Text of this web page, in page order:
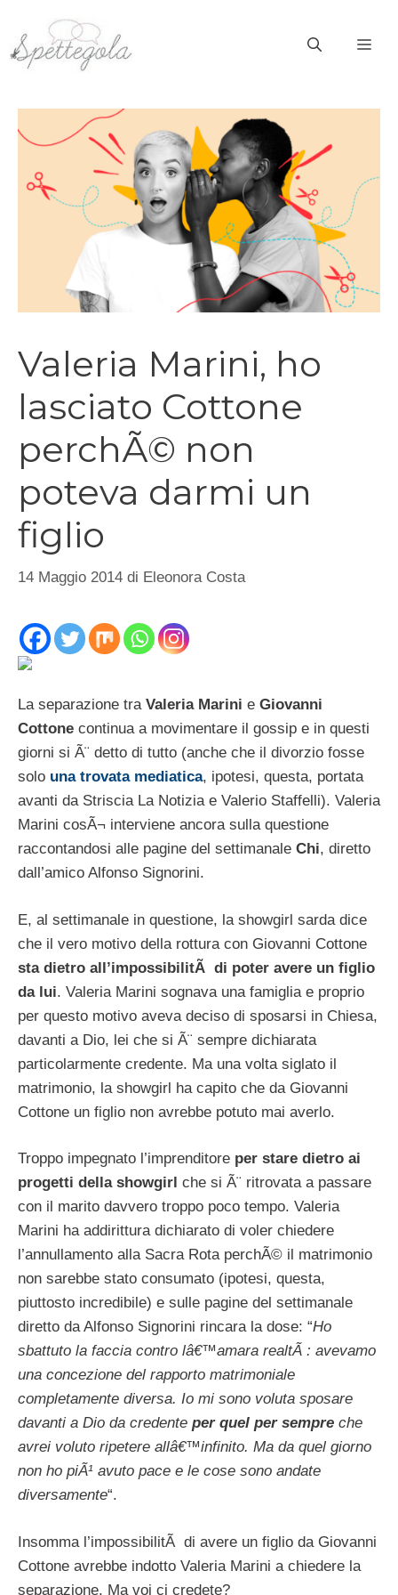
contenuto
Valeria Marini, ho
lasciato Cottone
perchÃ© non
poteva darmi un
figlio
14 Maggio 2014 di Eleonora Costa
La separazione tra Valeria Marini e Giovanni
Cottone continua a movimentare il gossip e in questi
giorni si Ã¨ detto di tutto (anche che il divorzio fosse
solo una trovata mediatica, ipotesi, questa, portata
avanti da Striscia La Notizia e Valerio Staffelli). Valeria
Marini cosÃ¬ interviene ancora sulla questione
raccontandosi alle pagine del settimanale Chi, diretto
dall’amico Alfonso Signorini.
E, al settimanale in questione, la showgirl sarda dice
che il vero motivo della rottura con Giovanni Cottone
sta dietro all’impossibilitÃ di poter avere un figlio
da lui. Valeria Marini sognava una famiglia e proprio
per questo motivo aveva deciso di sposarsi in Chiesa,
davanti a Dio, lei che si Ã¨ sempre dichiarata
particolarmente credente. Ma una volta siglato il
matrimonio, la showgirl ha capito che da Giovanni
Cottone un figlio non avrebbe potuto mai averlo.
Troppo impegnato l’imprenditore per stare dietro ai
progetti della showgirl che si Ã¨ ritrovata a passare
con il marito davvero troppo poco tempo. Valeria
Marini ha addirittura dichiarato di voler chiedere
l’annullamento alla Sacra Rota perchÃ© il matrimonio
non sarebbe stato consumato (ipotesi, questa,
piuttosto incredibile) e sulle pagine del settimanale
diretto da Alfonso Signorini rincara la dose: “Ho
sbattuto la faccia contro lâ€™amara realtÃ : avevamo
una concezione del rapporto matrimoniale
completamente diversa. Io mi sono voluta sposare
davanti a Dio da credente per quel per sempre che
avrei voluto ripetere allâ€™infinito. Ma da quel giorno
non ho piÃ¹ avuto pace e le cose sono andate
diversamente“.
Insomma l’impossibilitÃ di avere un figlio da Giovanni
Cottone avrebbe indotto Valeria Marini a chiedere la
separazione. Ma voi ci credete?